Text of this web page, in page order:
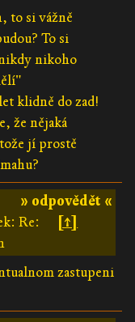
to si vážně
To si
nikoho
klidně do zad!
že nějaká
jí prostě
» odpovědět «
Re:
[↑]
zastupeni